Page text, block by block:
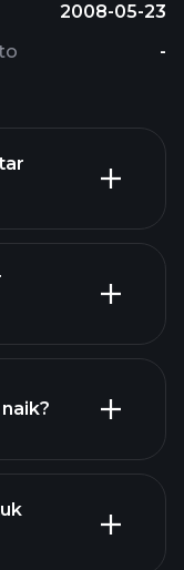
-
2008-05-23